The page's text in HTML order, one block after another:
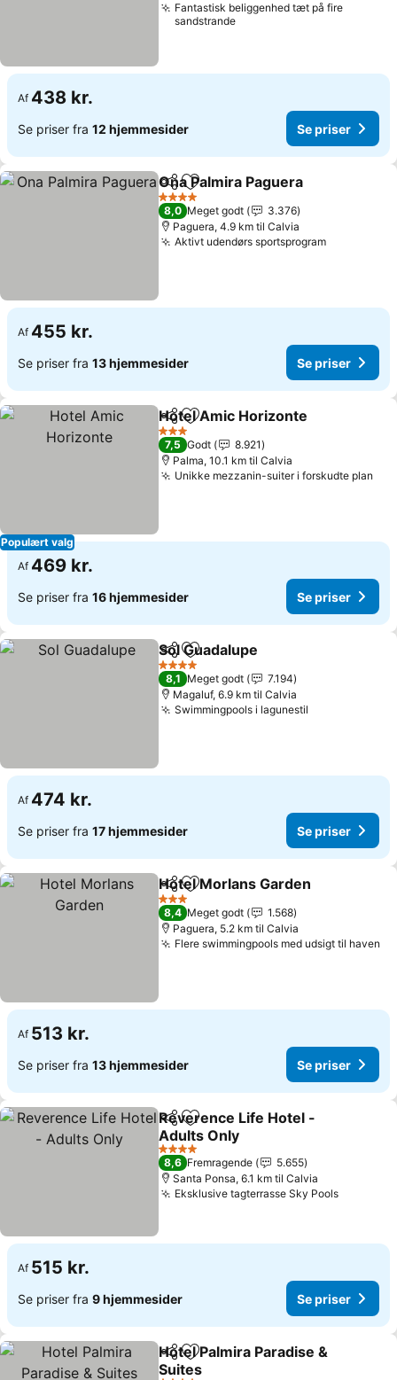
Fantastisk beliggenhed tæt på fire
sandstrande
Af 438 kr.
Se priser fra 12 hjemmesider Se priser
Del Føj til favoritter
Ona Palmira Paguera
4 Stjerner
8,0 Meget godt
3.376
Paguera, 4.9 km til Calvia
Aktivt udendørs sportsprogramSe priser
Af 455 kr.
Se priser fra 13 hjemmesider Se priser
Populært valg
Del Føj til favoritter
Hotel Amic Horizonte
3 Stjerner
7,5 Godt
8.921
Palma, 10.1 km til Calvia
Unikke mezzanin-suiter i forskudte plan
Af 469 kr.
Se priser fra 16 hjemmesider Se priser
Del Føj til favoritter
Sol Guadalupe
4 Stjerner
8,1 Meget godt
7.194
Magaluf, 6.9 km til Calvia
Swimmingpools i lagunestil
Af 474 kr.
Se priser fra 17 hjemmesider Se priser
Del Føj til favoritter
Hotel Morlans Garden
3 Stjerner
8,4 Meget godt
1.568
Paguera, 5.2 km til Calvia
Flere swimmingpools med udsigt til haven
Af 513 kr.
Se priser fra 13 hjemmesider Se priser
Del Føj til favoritter
Reverence Life Hotel -
Adults Only
Se priser
4 Stjerner
8,6 Fremragende
5.655
Santa Ponsa, 6.1 km til Calvia
Eksklusive tagterrasse Sky PoolsSe priser
Af 515 kr.
Se priser fra 9 hjemmesider Se priser
Del Føj til favoritter
Hotel Palmira Paradise &
Suites